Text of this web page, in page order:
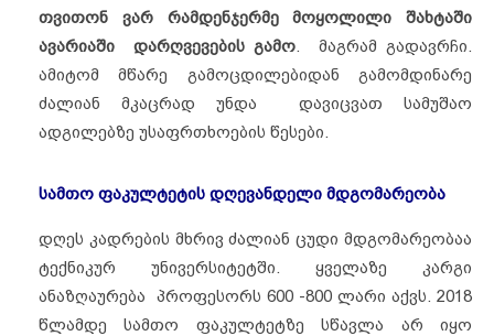
თვითონ
ვარ რამდენჯერმე მოყოლილი
შახტაში
ავარიაში
დარღვევების გამო. მაგრამ გადავრჩი.
ამიტომ მწარე გამოცდილებიდან გამომდინარე
ძალიან მკაცრად უნდა დავიცვათ სამუშაო
ადგილებზე უსაფრთხოების წესები.
სამთო ფაკულტეტის დღევანდელი მდგომარეობა
დღეს კადრების მხრივ ძალიან ცუდი მდგომარეობაა
ტექნიკურ უნივერსიტეტში. ყველაზე კარგი
ანაზღაურება პროფესორს 600 -800 ლარი აქვს. 2018
წლამდე სამთო ფაკულტეტზე სწავლა არ იყო